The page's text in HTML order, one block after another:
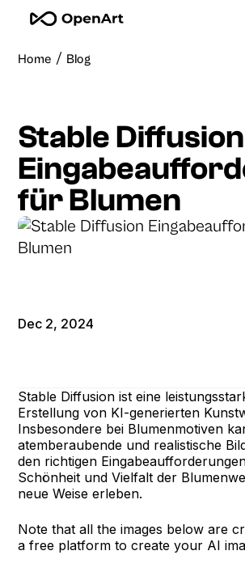
Home / Blog
Stable Diffusion
für Blumen
Dec 2, 2024
Stable Diffusion ist eine
Erstellung von KI-generierten
Insbesondere bei Blumenmotiven
atemberaubende und realistische
den richtigen
Schönheit und Vielfalt der
neue Weise erleben.
Note that all the images below are
a free platform to create your AI